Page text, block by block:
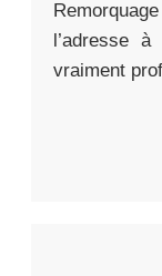
l’adresse
vraiment